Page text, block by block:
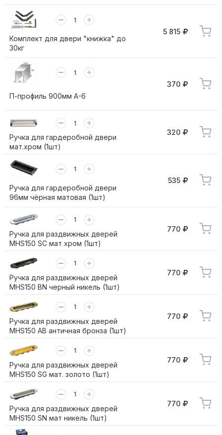
Комплект для двери "книжка" до
30кг
5 815
П-профиль 900мм А-6
370
Ручка для гардеробной двери
мат.хром (1шт)
320
Ручка для гардеробной двери
96мм чёрная матовая (1шт)
535
Ручка для раздвижных дверей
MHS150 SC мат хром (1шт)
770
Ручка для раздвижных дверей
MHS150 BN черный никель (1шт)
770
Ручка для раздвижных дверей
MHS150 AB античная бронза (1шт)
770
Ручка для раздвижных дверей
MHS150 SG мат. золото (1шт)
770
Ручка для раздвижных дверей
MHS150 SN мат никель (1шт)
770